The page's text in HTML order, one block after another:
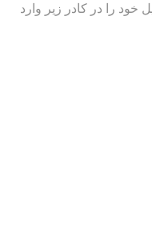
خود را در کادر زیر وارد